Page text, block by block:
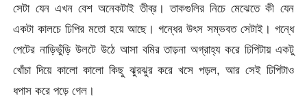
সেটা যেন এখন বেশ অনেকটাই তীব্র। তাকগুলির নিচে মেঝেতে কী যেন
একটা কালচে ঢিপির মতো হয়ে আছে। গন্ধের উৎস সম্ভবত সেটাই। গন্ধে
পেটের নাড়িভুঁড়ি উলটে উঠে আসা বমির তাড়না অগ্রাহ্য করে ঢিপিটায় একটু
খোঁচা দিয়ে কালো কালো কিছু ঝুরঝুর করে খসে পড়ল, আর সেই ঢিপিটাও
ধপাস করে পড়ে গেল।